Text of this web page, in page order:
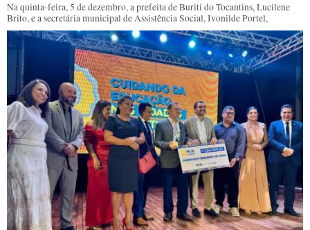
Na quinta-feira, 5 de dezembro, a prefeita de Buriti do Tocantins, Lucilene
Brito, e a secretária municipal de Assistência Social, Ivonilde Portel,